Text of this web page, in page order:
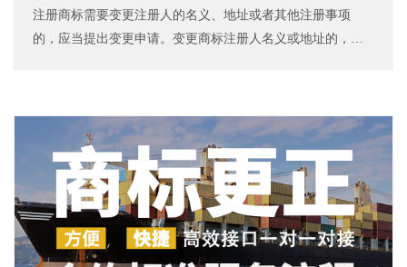
注册商标需要变更注册人的名义、地址或者其他注册事项
的，应当提出变更申请。变更商标注册人名义或地址的，商